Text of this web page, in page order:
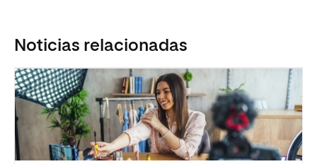
Noticias relacionadas